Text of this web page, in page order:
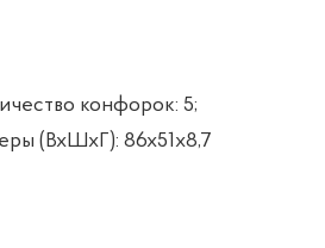
конфорок: 5;
(ВхШхГ): 86х51х8,7